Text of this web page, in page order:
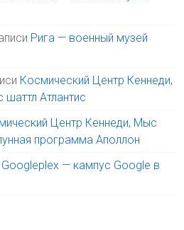
Рига — военный музей
Космический Центр Кеннеди,
Атлантис
Центр Кеннеди, Мыс
программа Аполлон
Googleplex — кампус Google в